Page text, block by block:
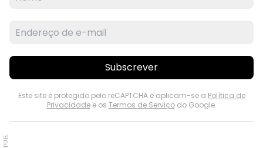
Subscrever
Este site é protegido pelo reCAPTCHA e aplicam-se a Política de
Privacidadee os Termos de Serviçodo Google.
PUB.